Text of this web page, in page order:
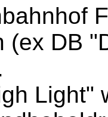
(ex DB
Light"